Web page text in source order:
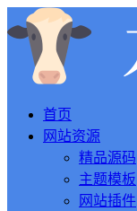
首页
网站资源
精品源码
主题模板
网站插件